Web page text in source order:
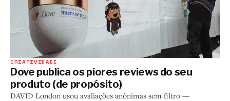
CRIATIVIDADE
Dove publica os piores reviews do seu
produto (de propósito)
DAVID London usou avaliações anônimas sem filtro —